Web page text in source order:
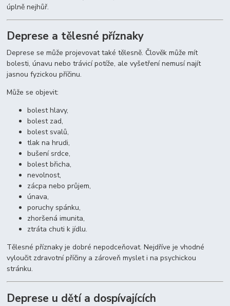
úplně nejhůř.
Deprese a tělesné příznaky
Deprese se může projevovat také tělesně. Člověk může mít
bolesti, únavu nebo trávicí potíže, ale vyšetření nemusí najít
jasnou fyzickou příčinu.
Může se objevit:
bolest hlavy,
bolest zad,
bolest svalů,
tlak na hrudi,
bušení srdce,
bolest břicha,
nevolnost,
zácpa nebo průjem,
únava,
poruchy spánku,
zhoršená imunita,
ztráta chuti k jídlu.
Tělesné příznaky je dobré nepodceňovat. Nejdříve je vhodné
vyloučit zdravotní příčiny a zároveň myslet i na psychickou
stránku.
Deprese u dětí a dospívajících